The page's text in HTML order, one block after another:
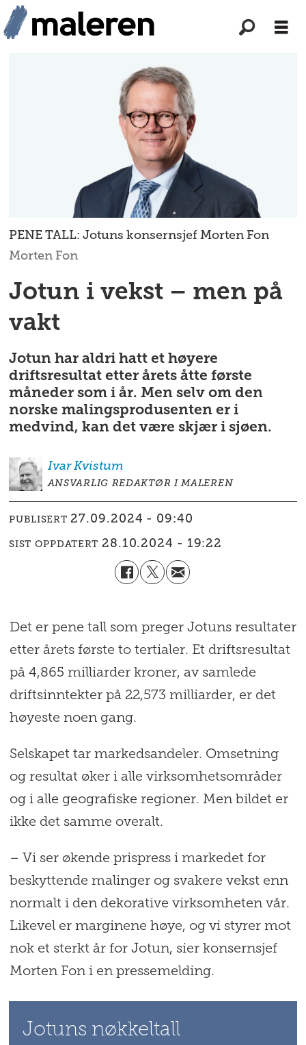
PENE TALL: Jotuns konsernsjef Morten Fon
Morten Fon
Jotun i vekst – men på
vakt
Jotun har aldri hatt et høyere
driftsresultat etter årets åtte første
måneder som i år. Men selv om den
norske malingsprodusenten er i
medvind, kan det være skjær i sjøen.
IvarKvistum
ANSVARLIG REDAKTØR I MALEREN
PUBLISERT 27.09.2024 - 09:40
SIST OPPDATERT 28.10.2024 - 19:22
Det er pene tall som preger Jotuns resultater
etter årets første to tertialer. Et driftsresultat
på 4,865 milliarder kroner, av samlede
driftsinntekter på 22,573 milliarder, er det
høyeste noen gang.
Selskapet tar markedsandeler. Omsetning
og resultat øker i alle virksomhetsområder
og i alle geografiske regioner. Men bildet er
ikke det samme overalt.
– Vi ser økende prispress i markedet for
beskyttende malinger og svakere vekst enn
normalt i den dekorative virksomheten vår.
Likevel er marginene høye, og vi styrer mot
nok et sterkt år for Jotun, sier konsernsjef
Morten Fon i en pressemelding.
Jotuns nøkkeltall